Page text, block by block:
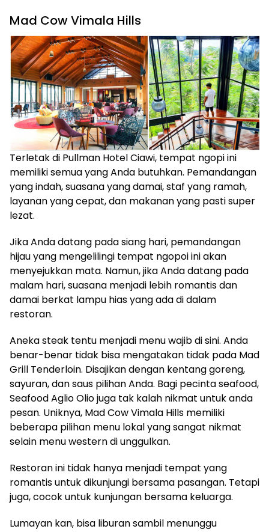
Mad Cow Vimala Hills
Terletak di Pullman Hotel Ciawi, tempat ngopi ini
memiliki semua yang Anda butuhkan. Pemandangan
yang indah, suasana yang damai, staf yang ramah,
layanan yang cepat, dan makanan yang pasti super
lezat.
Jika Anda datang pada siang hari, pemandangan
hijau yang mengelilingi tempat ngopoi ini akan
menyejukkan mata. Namun, jika Anda datang pada
malam hari, suasana menjadi lebih romantis dan
damai berkat lampu hias yang ada di dalam
restoran.
Aneka steak tentu menjadi menu wajib di sini. Anda
benar-benar tidak bisa mengatakan tidak pada Mad
Grill Tenderloin. Disajikan dengan kentang goreng,
sayuran, dan saus pilihan Anda. Bagi pecinta seafood,
Seafood Aglio Olio juga tak kalah nikmat untuk anda
pesan. Uniknya, Mad Cow Vimala Hills memiliki
beberapa pilihan menu lokal yang sangat nikmat
selain menu western di unggulkan.
Restoran ini tidak hanya menjadi tempat yang
romantis untuk dikunjungi bersama pasangan. Tetapi
juga, cocok untuk kunjungan bersama keluarga.
Lumayan kan, bisa liburan sambil menunggu